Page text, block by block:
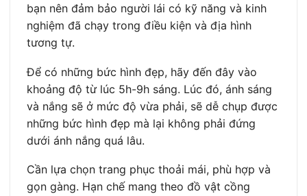
bạn nên đảm bảo người lái có kỹ năng và kinh
nghiệm đã chạy trong điều kiện và địa hình
tương tự.
Để có những bức hình đẹp, hãy đến đây vào
khoảng độ từ lúc 5h-9h sáng. Lúc đó, ánh sáng
và nắng sẽ ở mức độ vừa phải, sẽ dễ chụp được
những bức hình đẹp mà lại không phải đứng
dưới ánh nắng quá lâu.
Cần lựa chọn trang phục thoải mái, phù hợp và
gọn gàng. Hạn chế mang theo đồ vật cồng